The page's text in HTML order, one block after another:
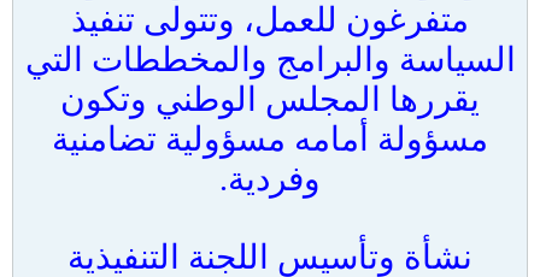
متفرغون للعمل، وتتولى تنفيذ
السياسة والبرامج والمخططات التي
يقررها المجلس الوطني وتكون
مسؤولة أمامه مسؤولية تضامنية
وفردية.
نشأة وتأسيس اللجنة التنفيذية